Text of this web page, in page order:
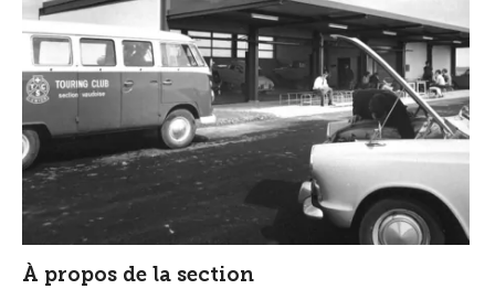
À propos de la section